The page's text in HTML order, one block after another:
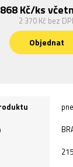
Kč/ks
2 370 Kč bez
Objednat
215